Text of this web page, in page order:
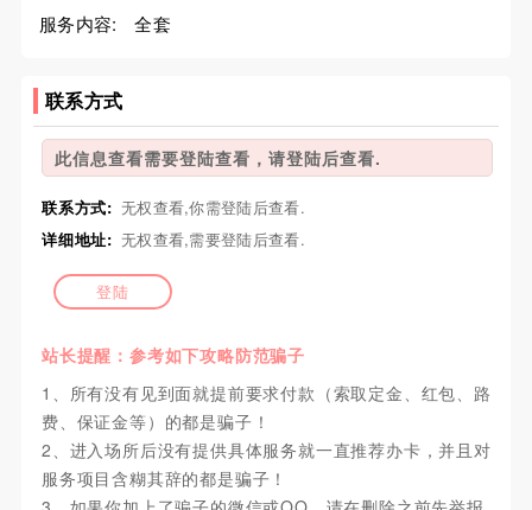
服务内容:
全套
联系方式
此信息查看需要登陆查看，请登陆后查看.
联系方式: 无权查看,你需登陆后查看.
详细地址: 无权查看,需要登陆后查看.
登陆
站长提醒：参考如下攻略防范骗子
1、所有没有见到面就提前要求付款（索取定金、红包、路
费、保证金等）的都是骗子！
2、进入场所后没有提供具体服务就一直推荐办卡，并且对
服务项目含糊其辞的都是骗子！